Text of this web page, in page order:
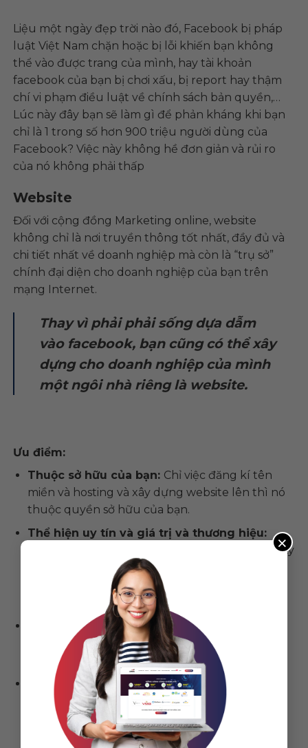
×
Liệu một ngày đẹp trời nào đó, Facebook bị pháp
luật Việt Nam chặn hoặc bị lỗi khiến bạn không
thể vào được trang của mình, hay tài khoản
facebook của bạn bị chơi xấu, bị report hay thậm
chí vi phạm điều luật về chính sách bản quyền,…
Lúc này đây bạn sẽ làm gì để phản kháng khi bạn
chỉ là 1 trong số hơn 900 triệu người dùng của
Facebook? Việc này không hề đơn giản và rủi ro
của nó không phải thấp
Website
Đối với cộng đồng Marketing online, website
không chỉ là nơi truyền thông tốt nhất, đầy đủ và
chi tiết nhất về doanh nghiệp mà còn là “trụ sở”
chính đại diện cho doanh nghiệp của bạn trên
mạng Internet.
Thay vì phải phải sống dựa dẫm
vào facebook, bạn cũng có thể xây
dựng cho doanh nghiệp của mình
một ngôi nhà riêng là website.
Ưu điểm:
Thuộc sở hữu của bạn: Chỉ việc đăng kí tên
miền và hosting và xây dựng website lên thì nó
thuộc quyền sở hữu của bạn.
Thể hiện uy tín và giá trị và thương hiệu:
Website giới thiệu đầy đủ về đơn vị, hoặc công ty
đến khách hàng. Tạo sự tin tưởng về dịch vụ và
sản phẩm của công ty vì đó là tiếng nói của
doanh nghiệp bạn trên nền tảng kỹ thuật số.
Chi phí thấp: Chi phí dành cho website so với
những loại hình dịch vụ marketing truyền
thống thấp hơn và mang lại hiệu quả cao hơn.
Tính tùy biến cao:Bạn có thể tùy chỉnh giao
diện, chức năng, tích hợp các phần mềm quản
lý, cách thức bán hàng, cách tiếp cận khách
hàng và nó đặc biệt nói lên thương hiệu – nét